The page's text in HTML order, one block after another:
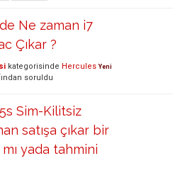
Ne zaman i7
Çıkar ?
kategorisinde Hercules Yeni
soruldu
Sim-Kilitsiz
satışa çıkar bir
yada tahmini